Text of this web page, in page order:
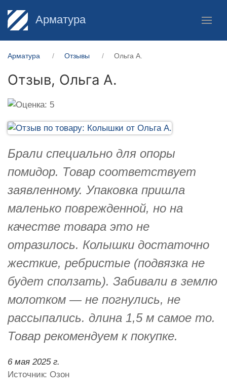
Арматура
Арматура Отзывы Ольга А.
Отзыв, Ольга А.
Брали специально для опоры
помидор. Товар соответствует
заявленному. Упаковка пришла
маленько поврежденной, но на
качестве товара это не
отразилось. Колышки достаточно
жесткие, ребристые (подвязка не
будет сползать). Забивали в землю
молотком — не погнулись, не
рассыпались. длина 1,5 м самое то.
Товар рекомендуем к покупке.
6 мая 2025 г.
Источник: Озон